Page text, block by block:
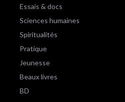
Essais & docs
Sciences humaines
Spiritualités
Pratique
Jeunesse
Beaux livres
BD